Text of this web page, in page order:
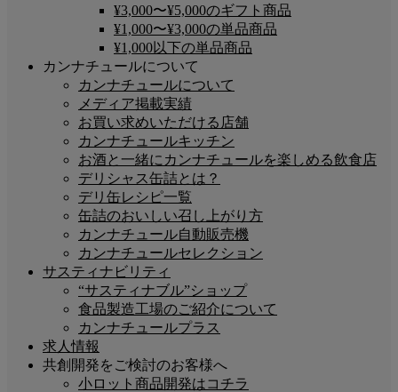
¥3,000〜¥5,000のギフト商品
¥1,000〜¥3,000の単品商品
¥1,000以下の単品商品
カンナチュールについて
カンナチュールについて
メディア掲載実績
お買い求めいただける店舗
カンナチュールキッチン
お酒と一緒にカンナチュールを楽しめる飲食店
デリシャス缶詰とは？
デリ缶レシピ一覧
缶詰のおいしい召し上がり方
カンナチュール自動販売機
カンナチュールセレクション
サスティナビリティ
“サスティナブル”ショップ
食品製造工場のご紹介について
カンナチュールプラス
求人情報
共創開発をご検討のお客様へ
小ロット商品開発はコチラ